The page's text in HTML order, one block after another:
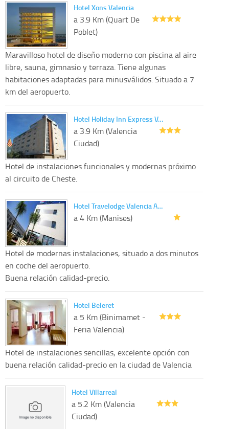
Hotel Xons Valencia
a 3.9 Km (Quart De
Poblet)
Maravilloso hotel de diseño moderno con piscina al aire
libre, sauna, gimnasio y terraza. Tiene algunas
habitaciones adaptadas para minusválidos. Situado a 7
km del aeropuerto.
Hotel Holiday Inn Express V…
a 3.9 Km (Valencia
Ciudad)
Hotel de instalaciones funcionales y modernas próximo
al circuito de Cheste.
Hotel Travelodge Valencia A…
a 4 Km (Manises)
Hotel de modernas instalaciones, situado a dos minutos
en coche del aeropuerto.
Buena relación calidad-precio.
Hotel Beleret
a 5 Km (Binimamet -
Feria Valencia)
Hotel de instalaciones sencillas, excelente opción con
buena relación calidad-precio en la ciudad de Valencia
Hotel Villarreal
a 5.2 Km (Valencia
Ciudad)